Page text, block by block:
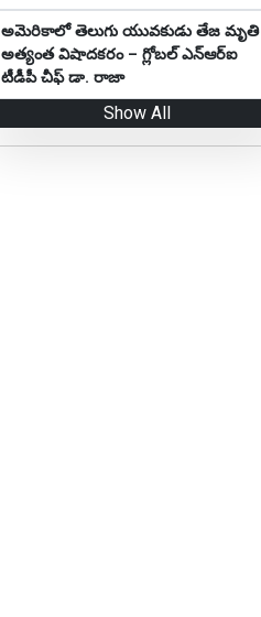
అమెరికాలో తెలుగు యువకుడు తేజ మృతి
అత్యంత విషాదకరం – గ్లోబల్ ఎన్ఆర్ఐ
టీడీపీ చీఫ్ డా. రాజా
Show All